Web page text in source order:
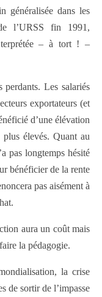
généralisée dans les
l’URSS fin 1991,
– à tort ! –
perdants. Les salariés
exportateurs (et
d’une élévation
élevés. Quant au
pas longtemps hésité
bénéficier de la rente
pas aisément à
aura un coût mais
la pédagogie.
la crise
de sortir de l’impasse